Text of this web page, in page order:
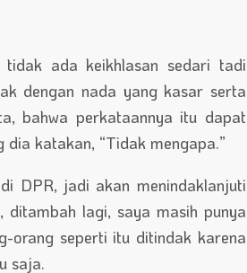
tidak ada keikhlasan sedari tadi
dengan nada yang kasar serta
bahwa perkataannya itu dapat
katakan, “Tidak mengapa.”
DPR, jadi akan menindaklanjuti
ditambah lagi, saya masih punya
orang seperti itu ditindak karena
saja.